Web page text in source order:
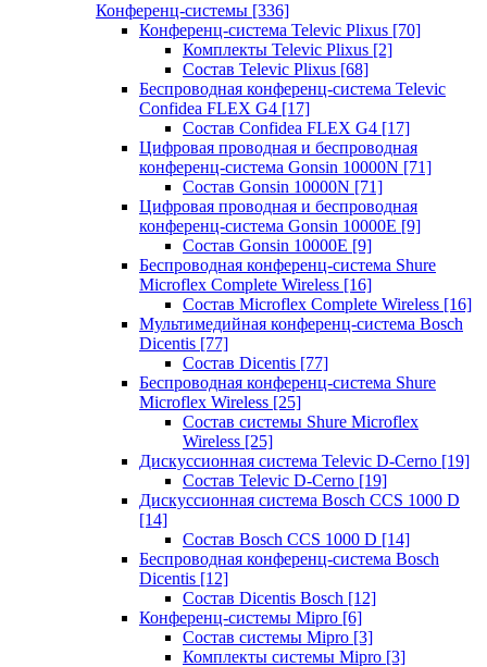
Конференц-системы [336]
Конференц-система Televic Plixus [70]
Комплекты Televic Plixus [2]
Состав Televic Plixus [68]
Беспроводная конференц-система Televic
Confidea FLEX G4 [17]
Состав Confidea FLEX G4 [17]
Цифровая проводная и беспроводная
конференц-система Gonsin 10000N [71]
Состав Gonsin 10000N [71]
Цифровая проводная и беспроводная
конференц-система Gonsin 10000E [9]
Состав Gonsin 10000E [9]
Беспроводная конференц-система Shure
Microflex Complete Wireless [16]
Состав Microflex Complete Wireless [16]
Мультимедийная конференц-система Bosch
Dicentis [77]
Состав Dicentis [77]
Беспроводная конференц-система Shure
Microflex Wireless [25]
Состав системы Shure Microflex
Wireless [25]
Дискуссионная система Televic D-Cerno [19]
Состав Televic D-Cerno [19]
Дискуссионная система Bosch CCS 1000 D
[14]
Состав Bosch CCS 1000 D [14]
Беспроводная конференц-система Bosch
Dicentis [12]
Состав Dicentis Bosch [12]
Конференц-системы Mipro [6]
Состав системы Mipro [3]
Комплекты системы Mipro [3]